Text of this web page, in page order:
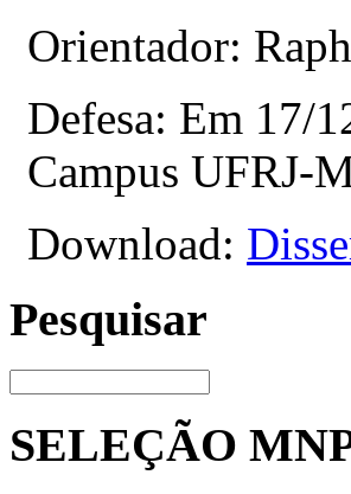
Orientador:
Defesa: Em 17/
Campus UFRJ-
Download:
Pesquisar
SELEÇÃO